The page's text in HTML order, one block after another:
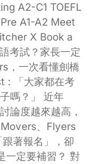
A2-C1 TOEFL
A1-A2 Meet
X Book a
考試？家長一定
，一次看懂劍橋
: 「大家都在考
嗎？」 近年
論度越來越高，
、Flyers
著報名」，卻
一定要補習？ 對